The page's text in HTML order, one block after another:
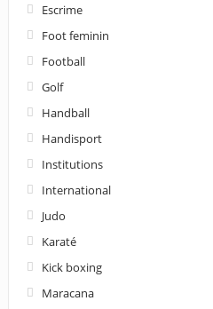
Escrime
Foot feminin
Football
Golf
Handball
Handisport
Institutions
International
Judo
Karaté
Kick boxing
Maracana